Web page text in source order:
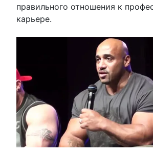
правильного отношения к
карьере.